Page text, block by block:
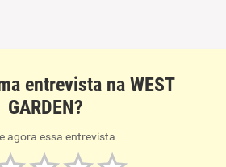
entrevista na WEST
GARDEN?
agora essa entrevista